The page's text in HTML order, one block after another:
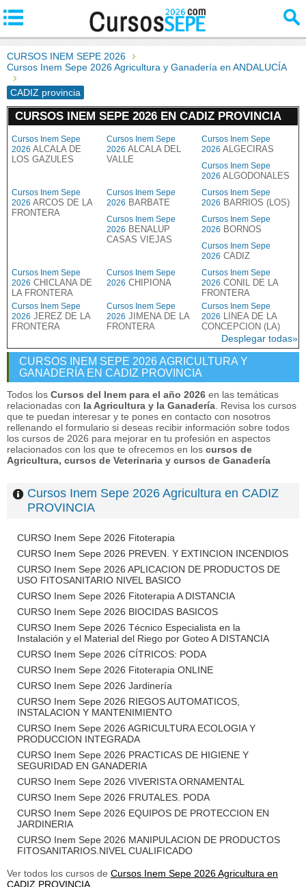
CURSOS INEM SEPE 2026
Cursos Inem Sepe 2026 Agricultura y Ganadería en ANDALUCÍA
CADIZ provincia
CURSOS INEM SEPE 2026 EN CADIZ PROVINCIA
Cursos Inem Sepe
2026 ALCALA DE
LOS GAZULES
Cursos Inem Sepe
2026 ALCALA DEL
VALLE
Cursos Inem Sepe
2026 ALGECIRAS
Cursos Inem Sepe
2026 ALGODONALES
Cursos Inem Sepe
2026 ARCOS DE LA
FRONTERA
Cursos Inem Sepe
2026 BARBATE
Cursos Inem Sepe
2026 BARRIOS (LOS)
Cursos Inem Sepe
2026 BENALUP
CASAS VIEJAS
Cursos Inem Sepe
2026 BORNOS
Cursos Inem Sepe
2026 CADIZ
Cursos Inem Sepe
2026 CHICLANA DE
LA FRONTERA
Cursos Inem Sepe
2026 CHIPIONA
Cursos Inem Sepe
2026 CONIL DE LA
FRONTERA
Cursos Inem Sepe
2026 JEREZ DE LA
FRONTERA
Cursos Inem Sepe
2026 JIMENA DE LA
FRONTERA
Cursos Inem Sepe
2026 LINEA DE LA
CONCEPCION (LA)
Desplegar todas»
CURSOS INEM SEPE 2026 AGRICULTURA Y
GANADERÍA EN CADIZ PROVINCIA
Todos los Cursos del Inem para el año 2026 en las temáticas
relacionadas con la Agricultura y la Ganadería . Revisa los cursos
que te puedan interesar y te pones en contacto con nosotros
rellenando el formulario si deseas recibir información sobre todos
los cursos de 2026 para mejorar en tu profesión en aspectos
relacionados con los que te ofrecemos en los cursos de
Agricultura, cursos de Veterinaria y cursos de Ganadería
Cursos Inem Sepe 2026 Agricultura en CADIZ
PROVINCIA
CURSO Inem Sepe 2026 Fitoterapia
CURSO Inem Sepe 2026 PREVEN. Y EXTINCION INCENDIOS
CURSO Inem Sepe 2026 APLICACION DE PRODUCTOS DE
USO FITOSANITARIO NIVEL BASICO
CURSO Inem Sepe 2026 Fitoterapia A DISTANCIA
CURSO Inem Sepe 2026 BIOCIDAS BASICOS
CURSO Inem Sepe 2026 Técnico Especialista en la
Instalación y el Material del Riego por Goteo A DISTANCIA
CURSO Inem Sepe 2026 CÍTRICOS: PODA
CURSO Inem Sepe 2026 Fitoterapia ONLINE
CURSO Inem Sepe 2026 Jardinería
CURSO Inem Sepe 2026 RIEGOS AUTOMATICOS,
INSTALACION Y MANTENIMIENTO
CURSO Inem Sepe 2026 AGRICULTURA ECOLOGIA Y
PRODUCCION INTEGRADA
CURSO Inem Sepe 2026 PRACTICAS DE HIGIENE Y
SEGURIDAD EN GANADERIA
CURSO Inem Sepe 2026 VIVERISTA ORNAMENTAL
CURSO Inem Sepe 2026 FRUTALES. PODA
CURSO Inem Sepe 2026 EQUIPOS DE PROTECCION EN
JARDINERIA
CURSO Inem Sepe 2026 MANIPULACION DE PRODUCTOS
FITOSANITARIOS.NIVEL CUALIFICADO
Ver todos los cursos de Cursos Inem Sepe 2026 Agricultura en
CADIZ PROVINCIA